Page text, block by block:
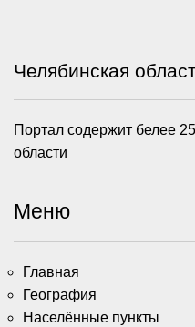
Челябинская
Портал содержит белее
области
Меню
Главная
География
Населённые пункты